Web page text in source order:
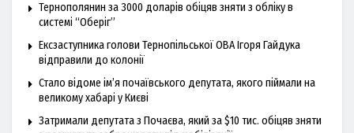
Тернополянин за 3000 доларів обіцяв зняти з обліку в
системі “Оберіг”
Ексзаступника голови Тернопільської ОВА Ігоря Гайдука
відправили до колонії
Стало відоме ім’я почаївського депутата, якого піймали на
великому хабарі у Києві
Затримали депутата з Почаєва, який за $10 тис. обіцяв зняти